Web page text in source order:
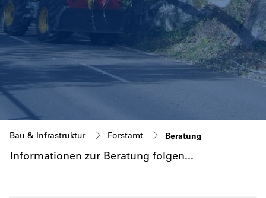
Bau & Infrastruktur Forstamt Beratung
Informationen zur Beratung folgen...